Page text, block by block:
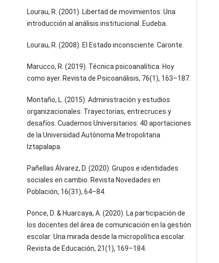
Lourau, R. (2001). Libertad de movimientos: Una
introducción al análisis institucional. Eudeba.
Lourau, R. (2008). El Estado inconsciente. Caronte.
Marucco, R. (2019). Técnica psicoanalítica: Hoy
como ayer. Revista de Psicoanálisis, 76(1), 163–187.
Montaño, L. (2015). Administración y estudios
organizacionales: Trayectorias, entrecruces y
desafíos. Cuadernos Universitarios: 40 aportaciones
de la Universidad Autónoma Metropolitana
Iztapalapa.
Pañellas Álvarez, D. (2020). Grupos e identidades
sociales en cambio. Revista Novedades en
Población, 16(31), 64–84.
Ponce, D. & Huarcaya, A. (2020). La participación de
los docentes del área de comunicación en la gestión
escolar: Una mirada desde la micropolítica escolar.
Revista de Educación, 21(1), 169–184.